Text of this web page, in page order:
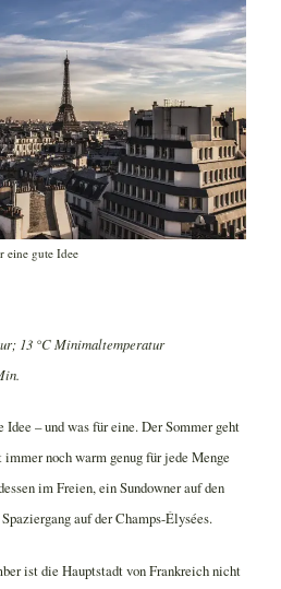
eine gute Idee
13 °C Minimaltemperatur
– und was für eine. Der Sommer geht
noch warm genug für jede Menge
im Freien, ein Sundowner auf den
auf der Champs-Élysées.
ist die Hauptstadt von Frankreich nicht